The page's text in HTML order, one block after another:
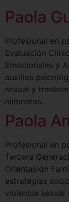
Paola
Profesional en
Evaluación
Emocionales y
auxilios
sexual y
alimentos.
Paola
Profesional en
Tercera
Orientación
estrategias
violencia sexual